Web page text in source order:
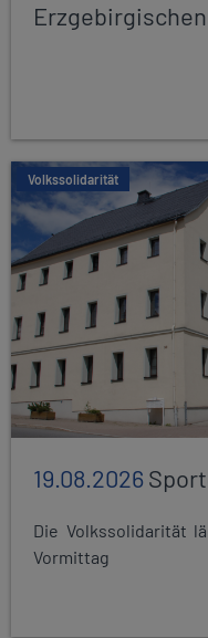
Volkssolidarität
19.08.2026
Die Volkssolidarität
Vormittag